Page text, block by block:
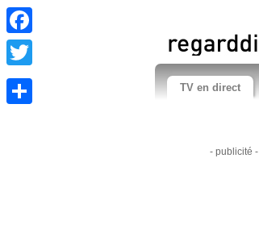
Facebook
Twitter
TV en direct
- publicité -